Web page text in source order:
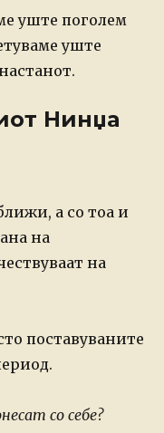
уште поголем
уште
Нинџа
а со тоа и
на
на
поставуваните
со себе?